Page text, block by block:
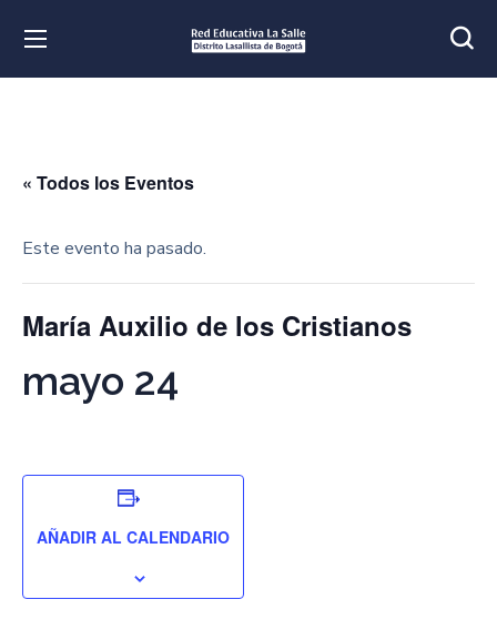
« Todos los Eventos
Este evento ha pasado.
María Auxilio de los Cristianos
mayo 24
AÑADIR AL CALENDARIO